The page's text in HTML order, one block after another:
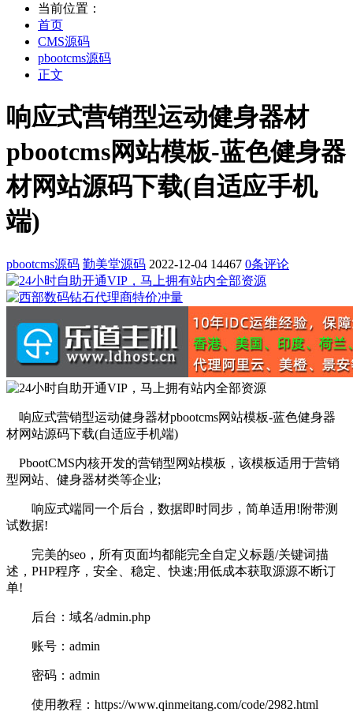
当前位置：
首页
CMS源码
pbootcms源码
正文
响应式营销型运动健身器材
pbootcms网站模板-蓝色健身器
材网站源码下载(自适应手机
端)
pbootcms源码 勤美堂源码 2022-12-04 14467 0条评论
响应式营销型运动健身器材pbootcms网站模板-蓝色健身器
材网站源码下载(自适应手机端)
PbootCMS内核开发的营销型网站模板，该模板适用于营销
型网站、健身器材类等企业;
响应式端同一个后台，数据即时同步，简单适用!附带测
试数据!
完美的seo，所有页面均都能完全自定义标题/关键词描
述，PHP程序，安全、稳定、快速;用低成本获取源源不断订
单!
后台：域名/admin.php
账号：admin
密码：admin
使用教程：https://www.qinmeitang.com/code/2982.html